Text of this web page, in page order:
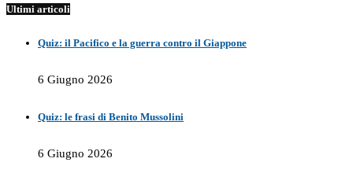
Ultimi articoli
Quiz: il Pacifico e la guerra contro il Giappone
6 Giugno 2026
Quiz: le frasi di Benito Mussolini
6 Giugno 2026